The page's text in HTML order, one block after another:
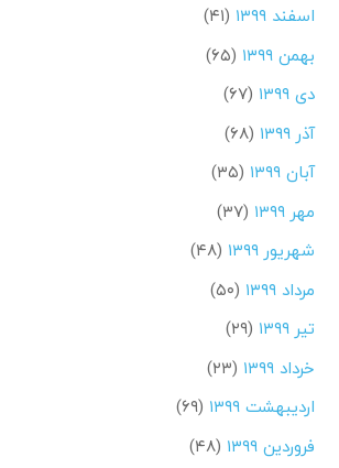
اسفند ۱۳۹۹
(۴۱)
بهمن ۱۳۹۹
(۶۵)
دی ۱۳۹۹
(۶۷)
آذر ۱۳۹۹
(۶۸)
آبان ۱۳۹۹
(۳۵)
مهر ۱۳۹۹
(۳۷)
شهریور ۱۳۹۹
(۴۸)
مرداد ۱۳۹۹
(۵۰)
تیر ۱۳۹۹
(۲۹)
خرداد ۱۳۹۹
(۲۳)
اردیبهشت ۱۳۹۹
(۶۹)
فروردین ۱۳۹۹
(۴۸)